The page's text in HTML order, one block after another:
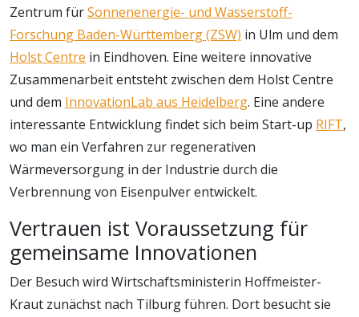
Zentrum fürSonnenenergie- und Wasserstoff-
Forschung Baden-Württemberg (ZSW) in Ulm und dem
Holst Centre in Eindhoven. Eine weitere innovative
Zusammenarbeit entsteht zwischen dem Holst Centre
und dem InnovationLab aus Heidelberg. Eine andere
interessante Entwicklung findet sich beim Start-up RIFT,
wo man ein Verfahren zur regenerativen
Wärmeversorgung in der Industrie durch die
Verbrennung von Eisenpulver entwickelt.
Vertrauen ist Voraussetzung für
gemeinsame Innovationen
Der Besuch wird Wirtschaftsministerin Hoffmeister-
Kraut zunächst nach Tilburg führen. Dort besucht sie